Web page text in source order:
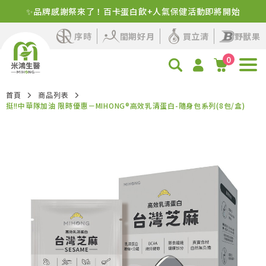
✨品牌感謝祭來了！百卡蛋白飲+人氣保健活動即將開始
新客首購！明星商品+1元多1件
序時 閨期好月 買立清
野獸果
0
首頁
商品列表
挺!!中華隊加油 限時優惠－MIHONG®高效乳清蛋白-隨身包系列(8包/盒)